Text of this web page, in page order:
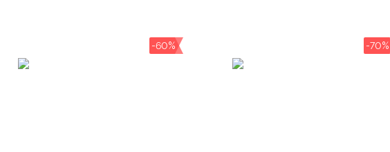
-60% -70%